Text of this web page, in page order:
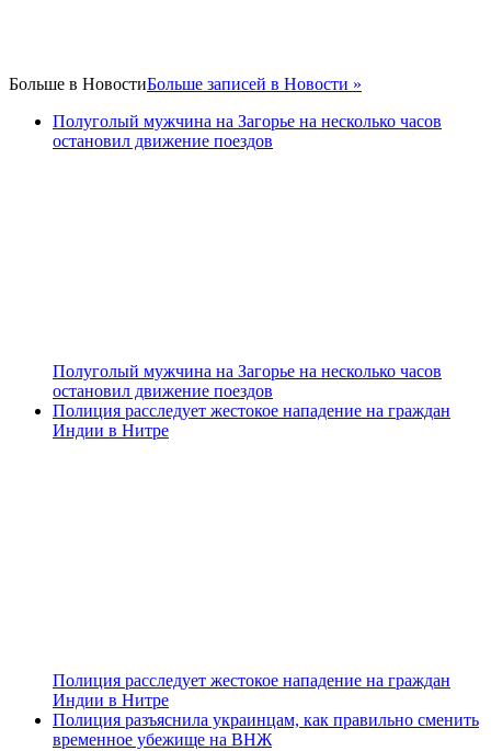
Больше в НовостиБольше записей в Новости »
Полуголый мужчина на Загорье на несколько часов
остановил движение поездов
Полуголый мужчина на Загорье на несколько часов
остановил движение поездов
Полиция расследует жестокое нападение на граждан
Индии в Нитре
Полиция расследует жестокое нападение на граждан
Индии в Нитре
Полиция разъяснила украинцам, как правильно сменить
временное убежище на ВНЖ